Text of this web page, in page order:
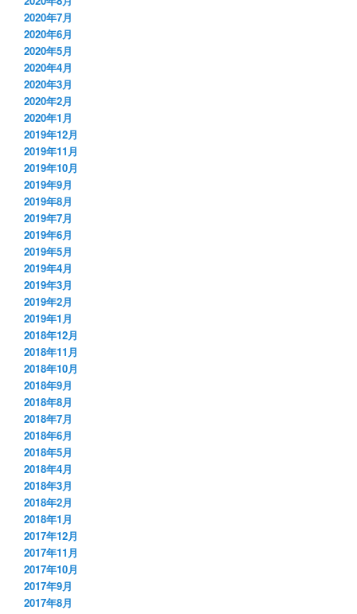
2020年7月
2020年6月
2020年5月
2020年4月
2020年3月
2020年2月
2020年1月
2019年12月
2019年11月
2019年10月
2019年9月
2019年8月
2019年7月
2019年6月
2019年5月
2019年4月
2019年3月
2019年2月
2019年1月
2018年12月
2018年11月
2018年10月
2018年9月
2018年8月
2018年7月
2018年6月
2018年5月
2018年4月
2018年3月
2018年2月
2018年1月
2017年12月
2017年11月
2017年10月
2017年9月
2017年8月